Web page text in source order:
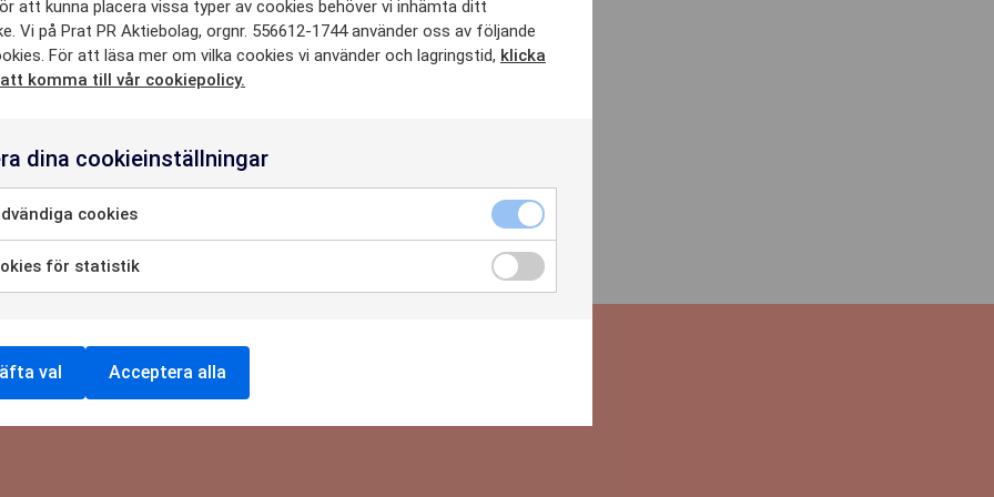
OSS
#snapchat #digitala kanaler
att kunna placera vissa typer av cookies behöver vi inhämta ditt
Vi på Prat PR Aktiebolag, orgnr. 556612-1744 använder oss av följande
För att läsa mer om vilka cookies vi använder och lagringstid, klicka
komma till vår cookiepolicy.
dina cookieinställningar
cookies
för statistik
val Acceptera alla